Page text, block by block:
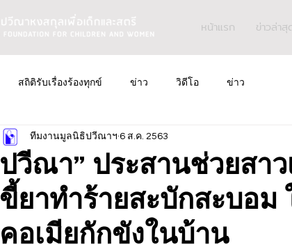
หน้าแรก ข่าวล่าสุ
สถิติรับเรื่องร้องทุกข์ ข่าว วิดีโอ ข่าว
ปวีณา” ประสานช่วยสา
ขี้ยาทำร้ายสะบักสะบอ
คอเมียกักขังในบ้าน
ทีมงานมูลนิธิปวีณาฯ 6 ส.ค. 2563